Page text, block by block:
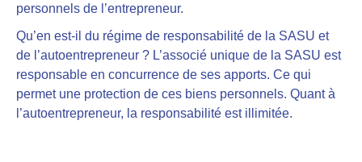
personnels de l’entrepreneur.
Qu’en est-il du régime de responsabilité de la SASU et
de l’autoentrepreneur ? L’associé unique de la SASU est
responsable en concurrence de ses apports. Ce qui
permet une protection de ces biens personnels. Quant à
l’autoentrepreneur, la responsabilité est illimitée.